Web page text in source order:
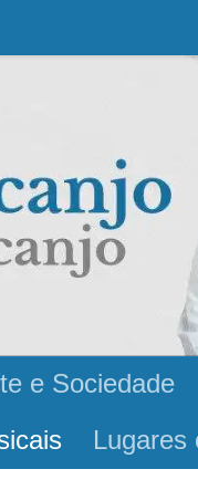
e Sociedade
Lugares